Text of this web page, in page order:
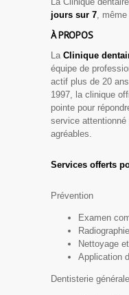
jours sur 7,
À PROPOS
La Clinique
équipe de
actif plus de 20
1997, la clinique
pointe pour
service
agréables.
Services offerts
Prévention
Examen
Nettoyage
Application
Dentisterie générale